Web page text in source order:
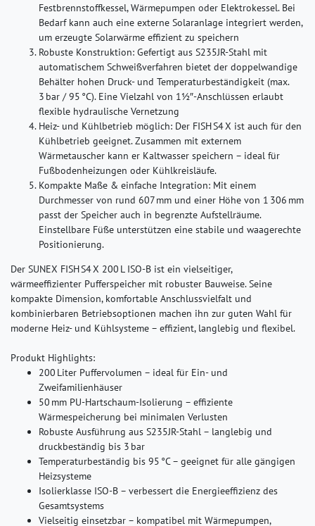
Festbrennstoffkessel, Wärmepumpen oder Elektrokessel. Bei
Bedarf kann auch eine externe Solaranlage integriert werden,
um erzeugte Solarwärme effizient zu speichern
Robuste Konstruktion: Gefertigt aus S235JR-Stahl mit
automatischem Schweißverfahren bietet der doppelwandige
Behälter hohen Druck- und Temperaturbeständigkeit (max.
3 bar / 95 °C). Eine Vielzahl von 1½″-Anschlüssen erlaubt
flexible hydraulische Vernetzung
Heiz- und Kühlbetrieb möglich: Der FISH S4 X ist auch für den
Kühlbetrieb geeignet. Zusammen mit externem
Wärmetauscher kann er Kaltwasser speichern – ideal für
Fußbodenheizungen oder Kühlkreisläufe.
Kompakte Maße & einfache Integration: Mit einem
Durchmesser von rund 607 mm und einer Höhe von 1 306 mm
passt der Speicher auch in begrenzte Aufstellräume.
Einstellbare Füße unterstützen eine stabile und waagerechte
Positionierung.
Der SUNEX FISH S4 X 200 L ISO‑B ist ein vielseitiger,
wärmeeffizienter Pufferspeicher mit robuster Bauweise. Seine
kompakte Dimension, komfortable Anschlussvielfalt und
kombinierbaren Betriebsoptionen machen ihn zur guten Wahl für
moderne Heiz- und Kühlsysteme – effizient, langlebig und flexibel.
Produkt Highlights:
200 Liter Puffervolumen – ideal für Ein- und
Zweifamilienhäuser
50 mm PU-Hartschaum-Isolierung – effiziente
Wärmespeicherung bei minimalen Verlusten
Robuste Ausführung aus S235JR-Stahl – langlebig und
druckbeständig bis 3 bar
Temperaturbeständig bis 95 °C – geeignet für alle gängigen
Heizsysteme
Isolierklasse ISO-B – verbessert die Energieeffizienz des
Gesamtsystems
Vielseitig einsetzbar – kompatibel mit Wärmepumpen,